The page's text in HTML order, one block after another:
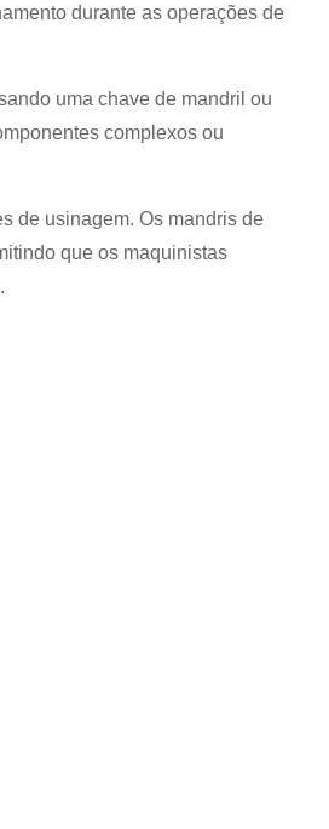
durante as operações de
uma chave de mandril ou
complexos ou
de usinagem. Os mandris de
que os maquinistas